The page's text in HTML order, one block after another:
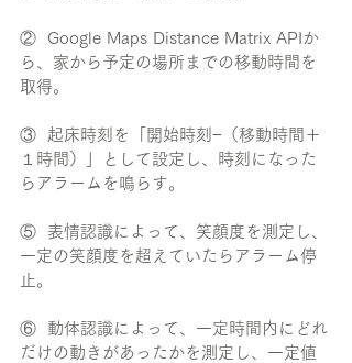
②  Google Maps Distance Matrix APIか
ら、家から予定の場所までの移動時間を
取得。
③  起床時刻を「開始時刻−（移動時間＋
１時間）」として設定し、時刻になった
らアラームを鳴らす。
⑤  表情認識によって、笑顔度を測定し、
一定の笑顔度を超えていたらアラーム停
止。
⑥  動体認識によって、一定時間内にどれ
だけの動きがあったかを測定し、一定値